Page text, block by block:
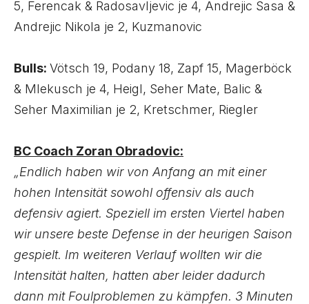
5, Ferencak & Radosavljevic je 4, Andrejic Sasa &
Andrejic Nikola je 2, Kuzmanovic
Bulls: Vötsch 19, Podany 18, Zapf 15, Magerböck
& Mlekusch je 4, Heigl, Seher Mate, Balic &
Seher Maximilian je 2, Kretschmer, Riegler
BC Coach Zoran Obradovic:
„Endlich haben wir von Anfang an mit einer
hohen Intensität sowohl offensiv als auch
defensiv agiert. Speziell im ersten Viertel haben
wir unsere beste Defense in der heurigen Saison
gespielt. Im weiteren Verlauf wollten wir die
Intensität halten, hatten aber leider dadurch
dann mit Foulproblemen zu kämpfen. 3 Minuten